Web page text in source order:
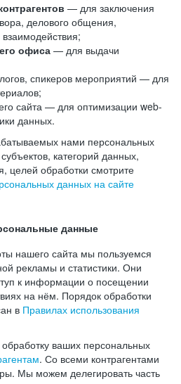
— для заключения
делового общения,
офиса — для выдачи
спикеров мероприятий — для
сайта — для оптимизации web-
данных.
нами персональных
категорий данных,
целей обработки смотрите
данных на сайте
данные
нашего сайта мы пользуемся
рекламы и статистики. Они
к информации о посещении
на нём. Порядок обработки
в Правилах использования
ваших персональных
. Со всеми контрагентами
Мы можем делегировать часть